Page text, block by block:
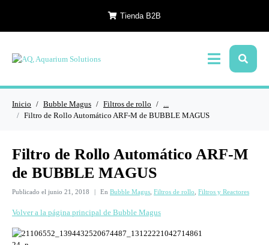
Tienda B2B
Inicio Bubble Magus Filtros de rollo
...
Filtro de Rollo Automático ARF-M de BUBBLE MAGUS
Filtro de Rollo Automático ARF-M
de BUBBLE MAGUS
Publicado el junio 21, 2018 En Bubble Magus Filtros de rollo Filtros y Reactores
Volver a la página principal de Bubble Magus